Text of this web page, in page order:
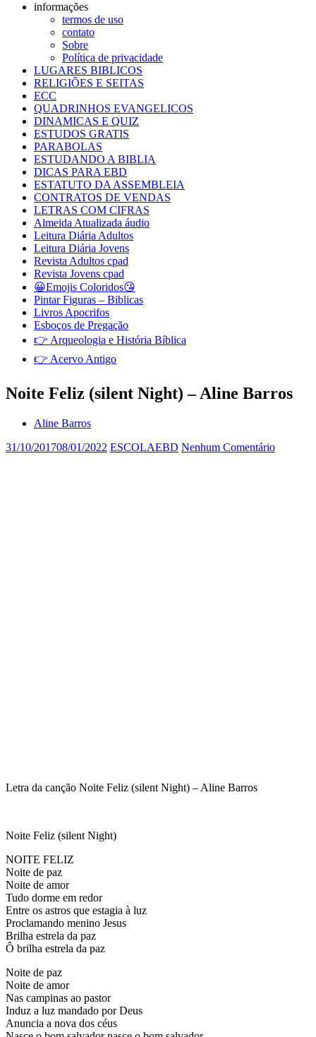
informações
termos de uso
contato
Sobre
Política de privacidade
LUGARES BIBLICOS
RELIGIÕES E SEITAS
ECC
QUADRINHOS EVANGELICOS
DINAMICAS E QUIZ
ESTUDOS GRATIS
PARABOLAS
ESTUDANDO A BIBLIA
DICAS PARA EBD
ESTATUTO DA ASSEMBLEIA
CONTRATOS DE VENDAS
LETRAS COM CIFRAS
Almeida Atualizada áudio
Leitura Diária Adultos
Leitura Diária Jovens
Revista Adultos cpad
Revista Jovens cpad
😀Emojis Coloridos😘
Pintar Figuras – Biblicas
Livros Apocrifos
Esboços de Pregação
👉 Arqueologia e História Bíblica
👉 Acervo Antigo
Noite Feliz (silent Night) – Aline Barros
Aline Barros
31/10/201708/01/2022 ESCOLAEBD Nenhum Comentário
Letra da canção Noite Feliz (silent Night) – Aline Barros
Noite Feliz (silent Night)
NOITE FELIZ
Noite de paz
Noite de amor
Tudo dorme em redor
Entre os astros que estagia à luz
Proclamando menino Jesus
Brilha estrela da paz
Ô brilha estrela da paz
Noite de paz
Noite de amor
Nas campinas ao pastor
Induz a luz mandado por Deus
Anuncia a nova dos céus